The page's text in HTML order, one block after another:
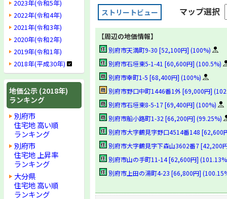
ストリートビュー マップ選択
【周辺の地価情報】
別府市天満町9-30 [52,100円] (100%)
別府市石垣東5-1-41 [60,600円] (100.5%)
別府市幸町1-5 [68,400円] (100%)
別府市野口中町1446番1外 [69,000円]
別府市石垣東8-5-17 [69,400円] (100%)
別府市船小路町1-32 [66,200円] (99.25%)
別府市大字鶴見字野口4514番148 [62,600
別府市大字鶴見字下森山3602番7 [42,200
別府市山の手町11-14 [62,600円]
別府市上田の湯町4-23 [66,800円]
2023年(令和5年)
2022年(令和4年)
2021年(令和3年)
2020年(令和2年)
2019年(令和1年)
2018年(平成30年)
地価公示 (2018年)
ランキング
別府市
住宅地 高い順
ランキング
別府市
住宅地 上昇率
ランキング
大分県
住宅地 高い順
ランキング